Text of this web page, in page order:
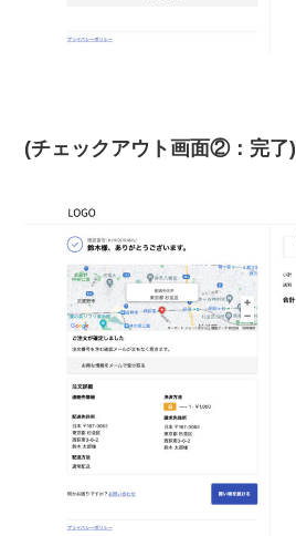
(チェックアウト画面②：完了)